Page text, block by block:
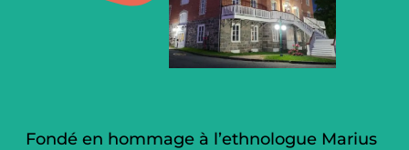
Fondé en hommage à l’ethnologue Marius